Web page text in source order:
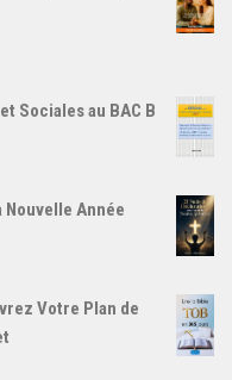
Sociales au BAC B
Année
Votre Plan de